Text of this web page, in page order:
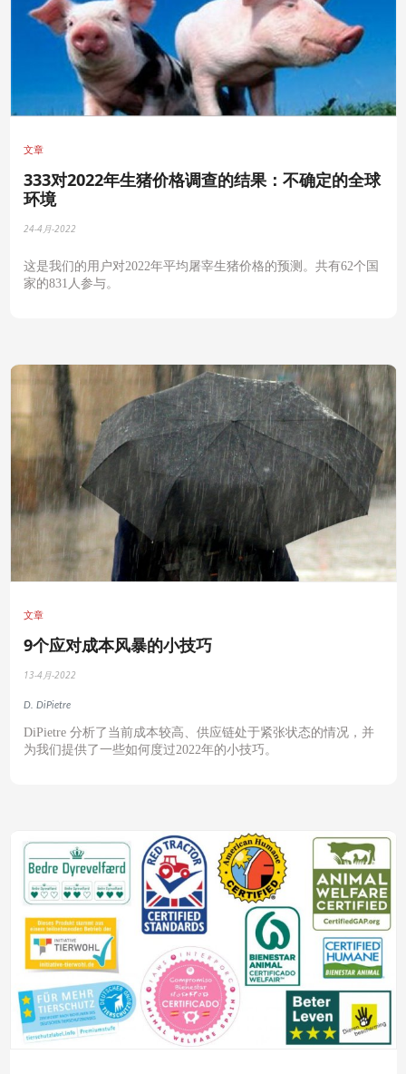
文章
333对2022年生猪价格调查的结果：不确定的全球
环境
24-4月-2022
这是我们的用户对2022年平均屠宰生猪价格的预测。共有62个国
家的831人参与。
文章
9个应对成本风暴的小技巧
13-4月-2022
D. DiPietre
DiPietre 分析了当前成本较高、供应链处于紧张状态的情况，并
为我们提供了一些如何度过2022年的小技巧。